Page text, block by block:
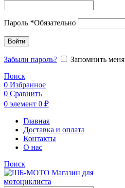
Пароль *Обязательно
Войти
Забыли пароль?
Запомнить меня
Поиск
0 Избранное
0 Сравнить
0 элемент 0 ₽
Главная
Доставка и оплата
Контакты
О нас
Поиск